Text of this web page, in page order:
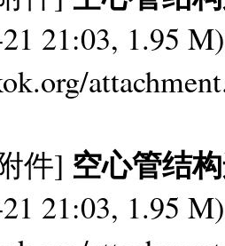
21:03, 1.95
件] 空心管结
21:03, 1.95